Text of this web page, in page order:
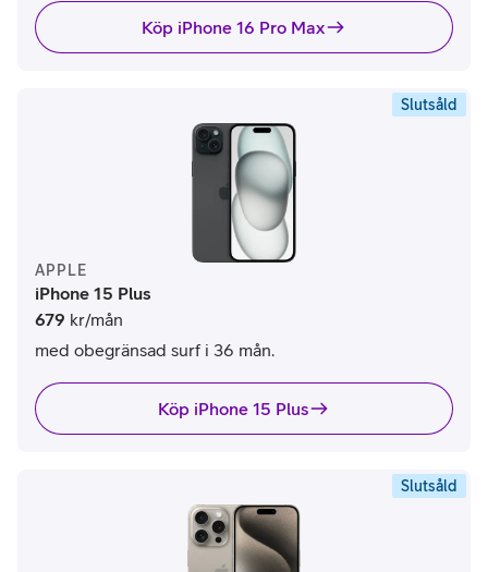
Köp iPhone 16 Pro Max
Slutsåld
APPLE
iPhone 15 Plus
679 kr/mån
med obegränsad surf i 36 mån.
Köp iPhone 15 Plus
Slutsåld